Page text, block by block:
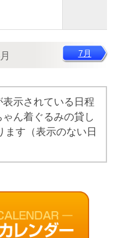
7月
示されている日程
ん着ぐるみの貸し
ます（表示のない日